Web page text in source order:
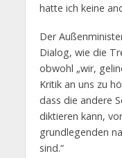
hatte ich keine
Der
Dialog, wie die
obwohl „wir,
Kritik an uns zu
dass die andere
diktieren kann,
grundlegenden
sind.“